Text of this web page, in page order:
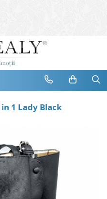
1 Lady Black